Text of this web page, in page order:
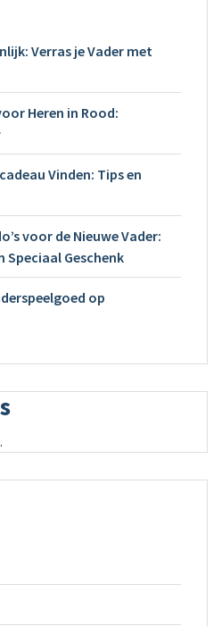
Verras je Vader met
Heren in Rood:
Vinden: Tips en
voor de Nieuwe Vader:
Speciaal Geschenk
op